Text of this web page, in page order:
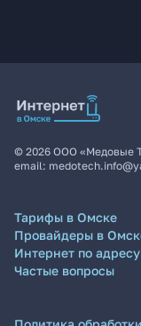
© 2026 ООО «Медовые
email:
Тарифы в Омске
Провайдеры в
Интернет по
Частые вопросы